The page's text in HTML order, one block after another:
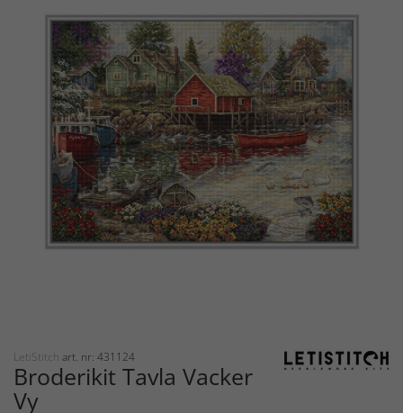
LetiStitch art. nr: 431124
Broderikit Tavla Vacker
Vy